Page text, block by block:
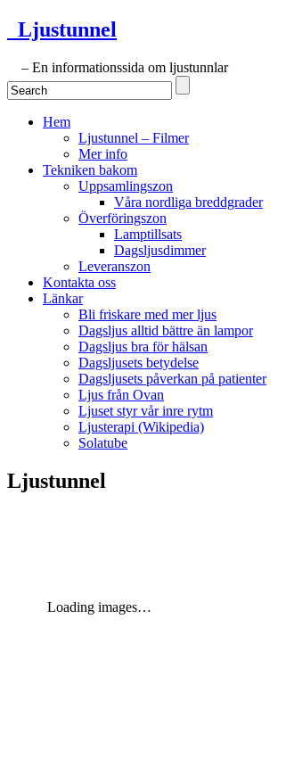
Ljustunnel
– En informationssida om ljustunnlar
Hem
Ljustunnel – Filmer
Mer info
Tekniken bakom
Uppsamlingszon
Våra nordliga breddgrader
Överföringszon
Lamptillsats
Dagsljusdimmer
Leveranszon
Kontakta oss
Länkar
Bli friskare med mer ljus
Dagsljus alltid bättre än lampor
Dagsljus bra för hälsan
Dagsljusets betydelse
Dagsljusets påverkan på patienter
Ljus från Ovan
Ljuset styr vår inre rytm
Ljusterapi (Wikipedia)
Solatube
Ljustunnel
Loading images…